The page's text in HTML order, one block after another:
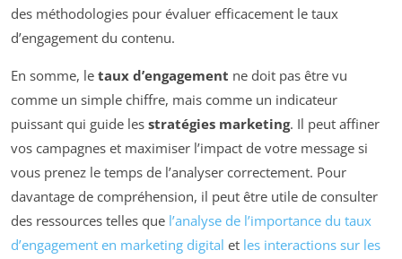
des méthodologies pour évaluer efficacement le taux
d’engagement du contenu.
En somme, le taux d’engagement ne doit pas être vu
comme un simple chiffre, mais comme un indicateur
puissant qui guide les stratégies marketing. Il peut affiner
vos campagnes et maximiser l’impact de votre message si
vous prenez le temps de l’analyser correctement. Pour
davantage de compréhension, il peut être utile de consulter
des ressources telles que l’analyse de l’importance du taux
d’engagement en marketing digital et les interactions sur les